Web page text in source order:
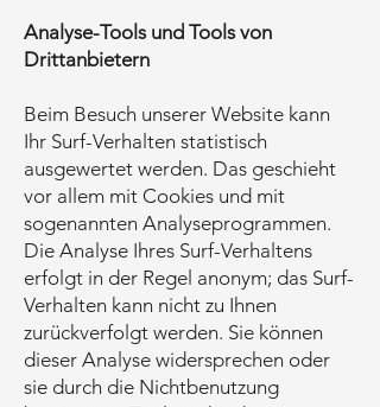
Analyse-Tools und Tools von
Drittanbietern
Beim Besuch unserer Website kann
Ihr Surf-Verhalten statistisch
ausgewertet werden. Das geschieht
vor allem mit Cookies und mit
sogenannten Analyseprogrammen.
Die Analyse Ihres Surf-Verhaltens
erfolgt in der Regel anonym; das Surf-
Verhalten kann nicht zu Ihnen
zurückverfolgt werden. Sie können
dieser Analyse widersprechen oder
sie durch die Nichtbenutzung